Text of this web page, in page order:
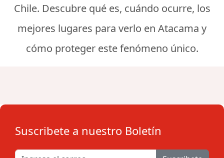
Chile. Descubre qué es, cuándo ocurre, los
mejores lugares para verlo en Atacama y
cómo proteger este fenómeno único.
Suscribete a nuestro Boletín